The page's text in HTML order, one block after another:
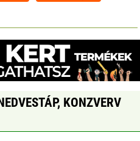
KONZVERV